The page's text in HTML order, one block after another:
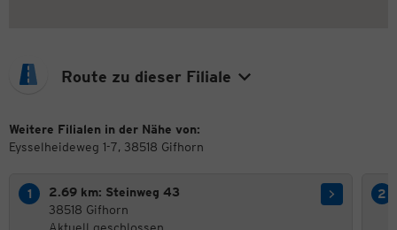
Route zu dieser Filiale
Weitere Filialen in der Nähe von:
Eysselheideweg 1-7, 38518 Gifhorn
2.69 km: Steinweg 43
38518 Gifhorn